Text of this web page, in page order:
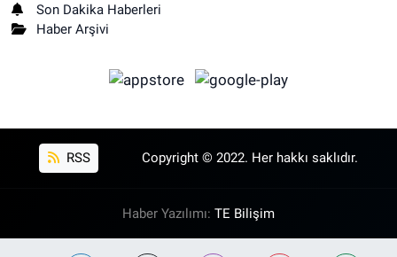
Son Dakika Haberleri
Haber Arşivi
RSS Copyright © 2022. Her hakkı saklıdır.
Haber Yazılımı: TE Bilişim